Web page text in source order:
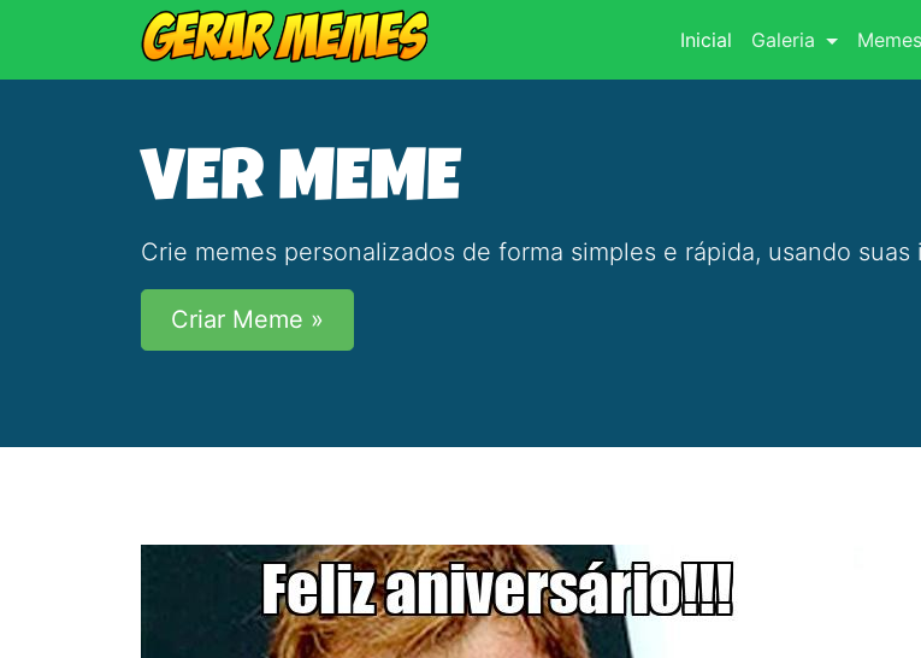
Inicial(current)
Galeria
VER MEME
Crie memes personalizados de forma simples e rápida, usando
Criar Meme »